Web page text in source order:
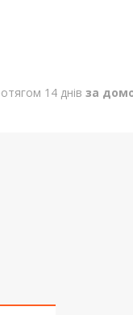
14 днів за